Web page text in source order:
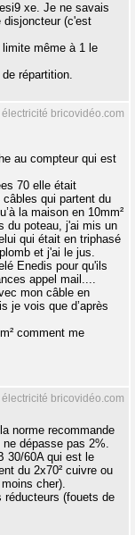
xe. Je ne savais
disjoncteur (c'est
limite même à 1 le
répartition.
bricovidéo.com
au compteur qui est
70 elle était
qui partent du
la maison en 10mm²
du poteau, j'ai mis un
qui était en triphasé
et j'ai le jus.
Enedis pour qu'ils
appel mail....
mon câble en
je vois que d’après
comment me
bricovidéo.com
norme recommande
dépasse pas 2%.
30/60A qui est le
du 2x70² cuivre ou
cher).
réducteurs (fouets de